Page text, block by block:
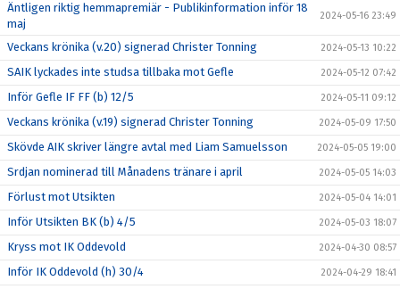
Äntligen riktig hemmapremiär - Publikinformation inför 18
maj
2024-05-16 23:49
Veckans krönika (v.20) signerad Christer Tonning 2024-05-13 10:22
SAIK lyckades inte studsa tillbaka mot Gefle 2024-05-12 07:42
Inför Gefle IF FF (b) 12/5 2024-05-11 09:12
Veckans krönika (v.19) signerad Christer Tonning 2024-05-09 17:50
Skövde AIK skriver längre avtal med Liam Samuelsson 2024-05-05 19:00
Srdjan nominerad till Månadens tränare i april 2024-05-05 14:03
Förlust mot Utsikten 2024-05-04 14:01
Inför Utsikten BK (b) 4/5 2024-05-03 18:07
Kryss mot IK Oddevold 2024-04-30 08:57
Inför IK Oddevold (h) 30/4 2024-04-29 18:41